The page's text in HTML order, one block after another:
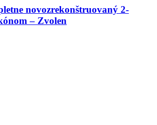
novozrekonštruovaný 2-
– Zvolen